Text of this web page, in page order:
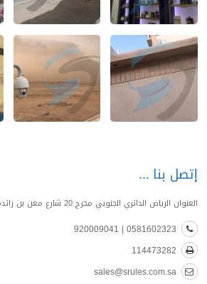
إتصل بنا
العنوان الرياض الدائري الجنوبي مخرج 20 شارع معن بن زائدة
0581602323 | 920009041
114473282
sales@srules.com.sa